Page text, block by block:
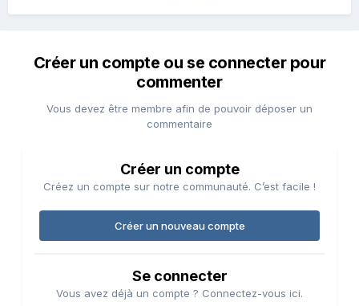
Créer un compte ou se connecter pour
commenter
Vous devez être membre afin de pouvoir déposer un
commentaire
Créer un compte
Créez un compte sur notre communauté. C’est facile !
Créer un nouveau compte
Se connecter
Vous avez déjà un compte ? Connectez-vous ici.